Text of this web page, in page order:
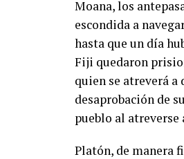
Moana, los
escondida a
hasta que un día
Fiji quedaron
quien se atreverá a
desaprobación de
pueblo al atreverse
Platón, de manera